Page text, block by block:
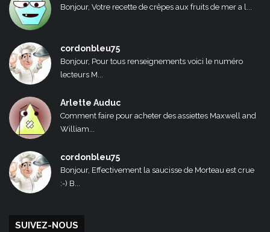
Bonjour, Votre recette de crêpes aux fruits de mer a l...
cordonbleu75
Bonjour, Pour tous renseignements voici le numéro
lecteurs M...
Arlette Auduc
Comment faire pour acheter des assiettes Maxwell and
William...
cordonbleu75
Bonjour, Effectivement la saucisse de Morteau est crue
:-) B...
SUIVEZ-NOUS